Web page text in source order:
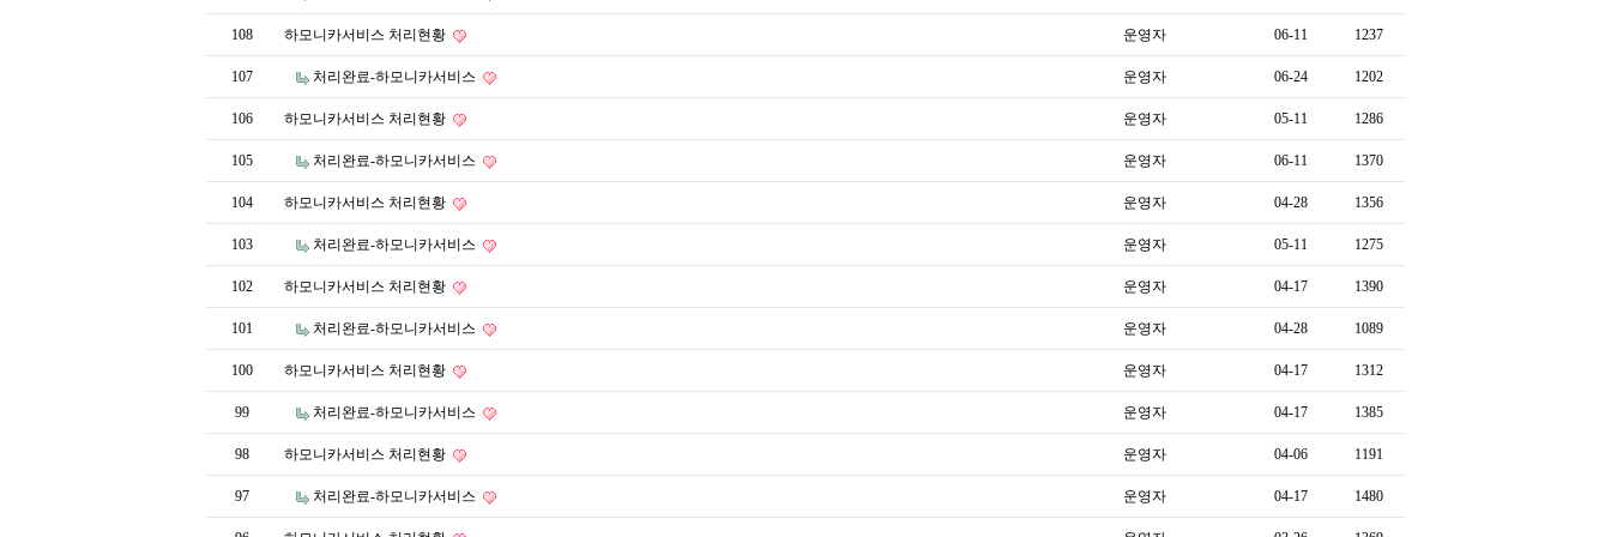
108 하모니카서비스 처리현황 운영자 06-11 1237
107 처리완료-하모니카서비스 운영자 06-24 1202
106 하모니카서비스 처리현황 운영자 05-11 1286
105 처리완료-하모니카서비스 운영자 06-11 1370
104 하모니카서비스 처리현황 운영자 04-28 1356
103 처리완료-하모니카서비스 운영자 05-11 1275
102 하모니카서비스 처리현황 운영자 04-17 1390
101 처리완료-하모니카서비스 운영자 04-28 1089
100 하모니카서비스 처리현황 운영자 04-17 1312
99 처리완료-하모니카서비스 운영자 04-17 1385
98 하모니카서비스 처리현황 운영자 04-06 1191
97 처리완료-하모니카서비스 운영자 04-17 1480